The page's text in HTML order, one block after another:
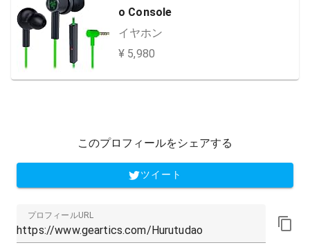
o Console
イヤホン
¥ 5,980
このプロフィールをシェアする
ツイート
プロフィールURL